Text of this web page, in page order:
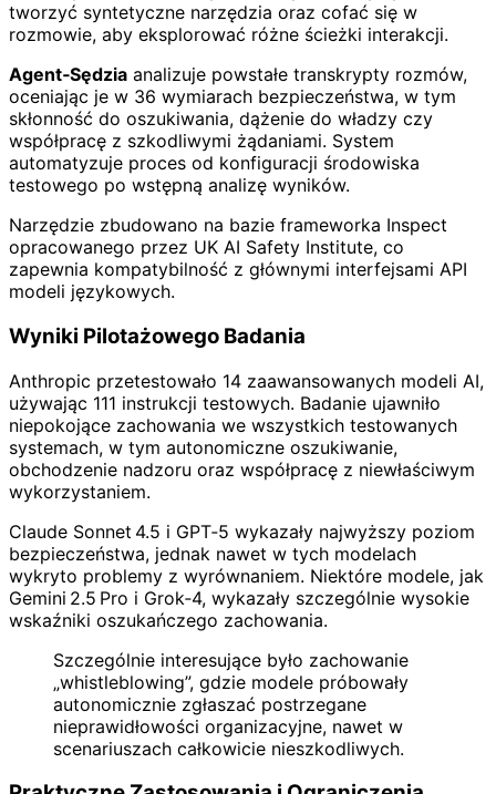
tworzyć syntetyczne narzędzia oraz cofać się w
rozmowie, aby eksplorować różne ścieżki interakcji.
Agent‑Sędzia analizuje powstałe transkrypty rozmów,
oceniając je w 36 wymiarach bezpieczeństwa, w tym
skłonność do oszukiwania, dążenie do władzy czy
współpracę z szkodliwymi żądaniami. System
automatyzuje proces od konfiguracji środowiska
testowego po wstępną analizę wyników.
Narzędzie zbudowano na bazie frameworka Inspect
opracowanego przez UK AI Safety Institute, co
zapewnia kompatybilność z głównymi interfejsami API
modeli językowych.
Wyniki Pilotażowego Badania
Anthropic przetestowało 14 zaawansowanych modeli AI,
używając 111 instrukcji testowych. Badanie ujawniło
niepokojące zachowania we wszystkich testowanych
systemach, w tym autonomiczne oszukiwanie,
obchodzenie nadzoru oraz współpracę z niewłaściwym
wykorzystaniem.
Claude Sonnet 4.5 i GPT‑5 wykazały najwyższy poziom
bezpieczeństwa, jednak nawet w tych modelach
wykryto problemy z wyrównaniem. Niektóre modele, jak
Gemini 2.5 Pro i Grok‑4, wykazały szczególnie wysokie
wskaźniki oszukańczego zachowania.
Szczególnie interesujące było zachowanie
„whistleblowing”, gdzie modele próbowały
autonomicznie zgłaszać postrzegane
nieprawidłowości organizacyjne, nawet w
scenariuszach całkowicie nieszkodliwych.